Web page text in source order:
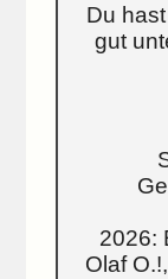
Du
gut
2026:
Olaf